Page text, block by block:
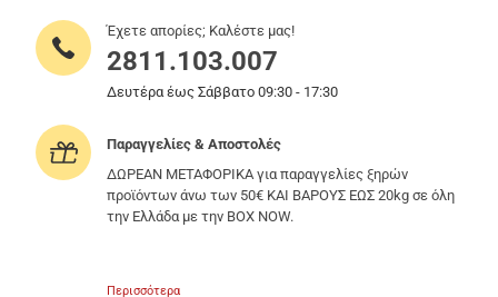
Έχετε απορίες; Καλέστε μας!
2811.103.007
Δευτέρα έως Σάββατο 09:30 - 17:30
Παραγγελίες & Αποστολές
ΔΩΡΕΑΝ ΜΕΤΑΦΟΡΙΚΑ για παραγγελίες ξηρών
προϊόντων άνω των 50€ ΚΑΙ ΒΑΡΟΥΣ ΕΩΣ 20kg σε όλη
την Ελλάδα με την BOX NOW.
Περισσότερα